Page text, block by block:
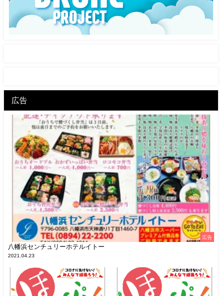
広告
広告
八幡浜センチュリーホテルイトー
2021.04.23